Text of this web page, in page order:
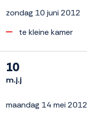
zondag 10 juni 2012
te kleine kamer
10
m.j.j
maandag 14 mei 2012